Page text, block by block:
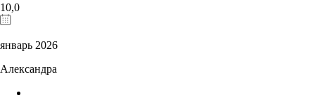
10,0
январь 2026
Александра